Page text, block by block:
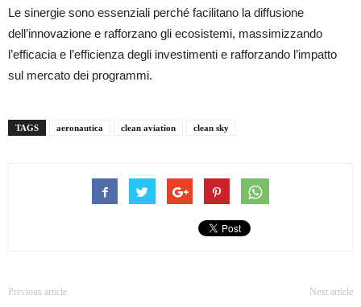
Le sinergie sono essenziali perché facilitano la diffusione
dell’innovazione e rafforzano gli ecosistemi, massimizzando
l’efficacia e l’efficienza degli investimenti e rafforzando l’impatto
sul mercato dei programmi.
TAGS aeronautica clean aviation clean sky
Previous article Next article